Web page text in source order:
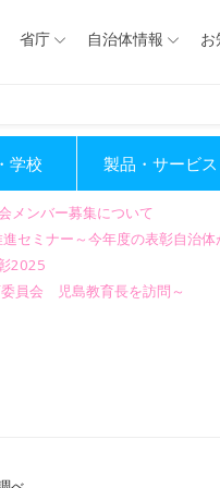
省庁 自治体情報 お
学校 製品・サービス
メンバー募集について
セミナー～今年度の表彰自治
2025
員会 児島教育長を訪問～